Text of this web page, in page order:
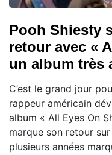
Pooh Shiesty
retour avec «
un album très
C’est le grand jour
rappeur américain
album « All Eyes On
marque son retour
plusieurs années